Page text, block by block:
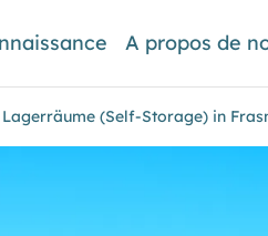
A propos de
Lagerräume (Self-Storage) in